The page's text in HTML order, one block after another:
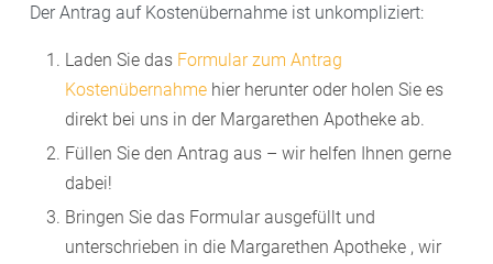
Der Antrag auf Kostenübernahme ist unkompliziert:
Laden Sie das Formular zum Antrag
Kostenübernahme hier herunter oder holen Sie es
direkt bei uns in der Margarethen Apotheke ab.
Füllen Sie den Antrag aus – wir helfen Ihnen gerne
dabei!
Bringen Sie das Formular ausgefüllt und
unterschrieben in die Margarethen Apotheke , wir